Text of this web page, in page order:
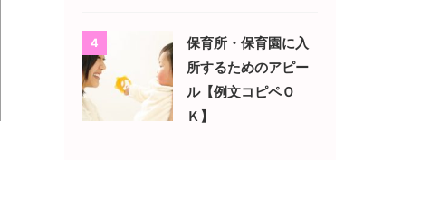
4
保育所・保育園に入
所するためのアピー
ル【例文コピペＯ
Ｋ】